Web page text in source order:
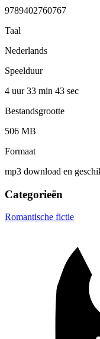
9789402760767
Taal
Nederlands
Speelduur
4 uur 33 min 43 sec
Bestandsgrootte
506 MB
Formaat
mp3 download en
Categorieën
Romantische fictie